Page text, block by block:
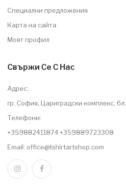
Специални предложения
Карта на сайта
Моят профил
Свържи Се С Нас
Адрес:
гр. София, Цариградски комплекс,
Телефони:
+359882411874 +359889723308
Email: office@tshirtartshop.com